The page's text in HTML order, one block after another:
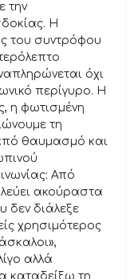
την
Η
του συντρόφου
όχι
περίγυρο. Η
η φωτισμένη
τη
θαυμασμό και
Από
ακούραστα
δεν διάλεξε
χρησιμότερος
αλλά
καταδείξω τη